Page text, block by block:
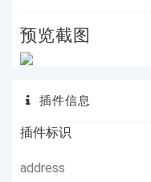
预览截图
插件信息
插件标识
address